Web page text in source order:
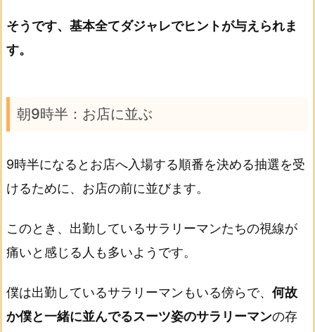
そうです、基本全てダジャレでヒントが与えられま
す。
朝9時半：お店に並ぶ
9時半になるとお店へ入場する順番を決める抽選を受
けるために、お店の前に並びます。
このとき、出勤しているサラリーマンたちの視線が
痛いと感じる人も多いようです。
僕は出勤しているサラリーマンもいる傍らで、 何故
か僕と一緒に並んでるスーツ姿のサラリーマンの存